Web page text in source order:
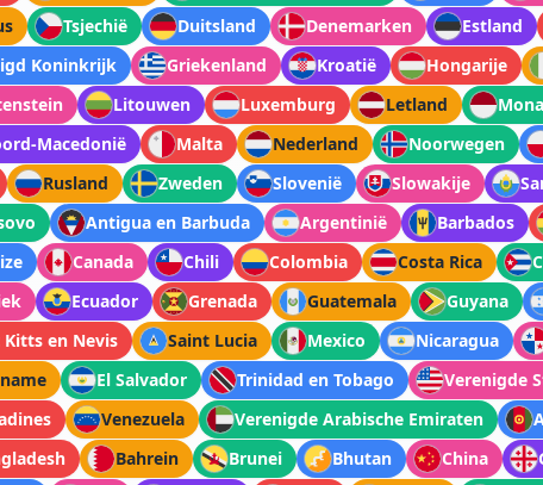
Tsjechië Duitsland Denemarken Estland
Koninkrijk Griekenland Kroatië Hongarije
Litouwen Luxemburg Letland
Macedonië Malta Nederland Noorwegen
Rusland Zweden Slovenië Slowakije
Antigua en Barbuda Argentinië Barbados
Canada Chili Colombia Costa Rica
Ecuador Grenada Guatemala Guyana
Kitts en Nevis Saint Lucia Mexico Nicaragua
El Salvador Trinidad en Tobago Verenigde
Venezuela Verenigde Arabische Emiraten
Bahrein Brunei Bhutan China